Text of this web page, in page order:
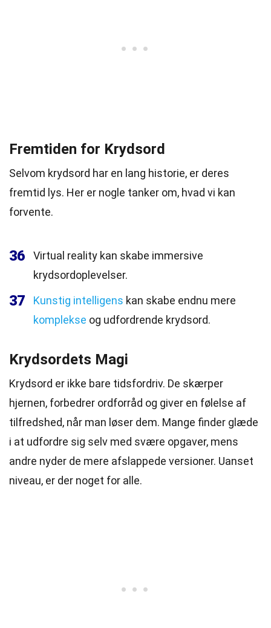
Fremtiden for Krydsord
Selvom krydsord har en lang historie, er deres
fremtid lys. Her er nogle tanker om, hvad vi kan
forvente.
36
Virtual reality kan skabe immersive
krydsordoplevelser.
37 Kunstig intelligens kan skabe endnu mere
komplekse og udfordrende krydsord.
Krydsordets Magi
Krydsord er ikke bare tidsfordriv. De skærper
hjernen, forbedrer ordforråd og giver en følelse af
tilfredshed, når man løser dem. Mange finder glæde
i at udfordre sig selv med svære opgaver, mens
andre nyder de mere afslappede versioner. Uanset
niveau, er der noget for alle.